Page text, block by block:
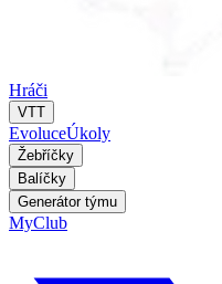
Hráči
VTT
EvoluceÚkoly
Žebříčky
Balíčky
Generátor týmu
MyClub